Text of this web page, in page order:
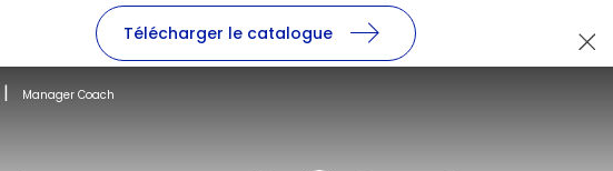
Télécharger le catalogue
Manager Coach